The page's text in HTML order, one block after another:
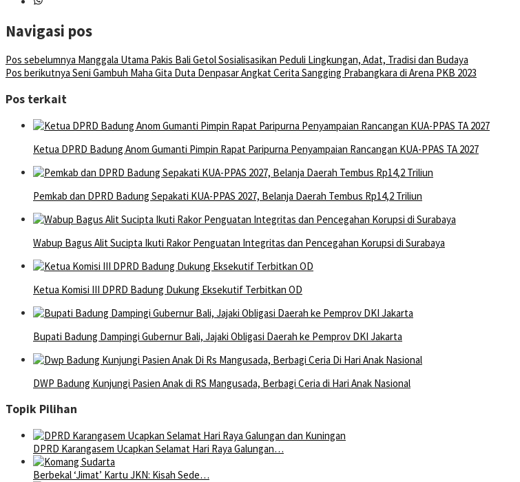
Navigasi pos
Pos sebelumnya Manggala Utama Pakis Bali Getol Sosialisasikan Peduli Lingkungan, Adat, Tradisi dan Budaya
Pos berikutnya Seni Gambuh Maha Gita Duta Denpasar Angkat Cerita Sangging Prabangkara di Arena PKB 2023
Pos terkait
Ketua DPRD Badung Anom Gumanti Pimpin Rapat Paripurna Penyampaian Rancangan KUA-PPAS TA 2027
Pemkab dan DPRD Badung Sepakati KUA-PPAS 2027, Belanja Daerah Tembus Rp14,2 Triliun
Wabup Bagus Alit Sucipta Ikuti Rakor Penguatan Integritas dan Pencegahan Korupsi di Surabaya
Ketua Komisi III DPRD Badung Dukung Eksekutif Terbitkan OD
Bupati Badung Dampingi Gubernur Bali, Jajaki Obligasi Daerah ke Pemprov DKI Jakarta
DWP Badung Kunjungi Pasien Anak di RS Mangusada, Berbagi Ceria di Hari Anak Nasional
Topik Pilihan
DPRD Karangasem Ucapkan Selamat Hari Raya Galungan…
Berbekal ‘Jimat’ Kartu JKN: Kisah Sede…